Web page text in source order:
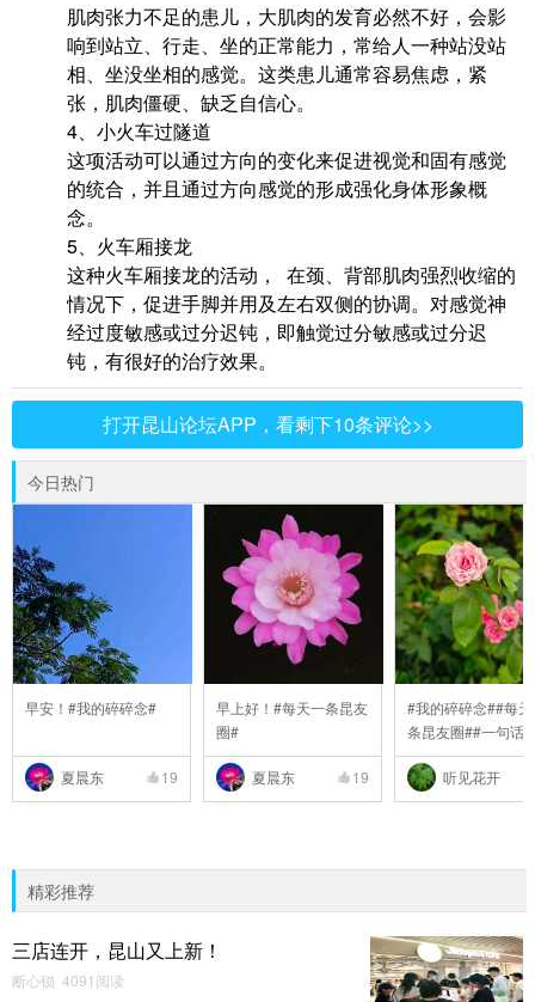
肌肉张力不足的患儿，大肌肉的发育必然不好，会影
响到站立、行走、坐的正常能力，常给人一种站没站
相、坐没坐相的感觉。这类患儿通常容易焦虑，紧
张，肌肉僵硬、缺乏自信心。
4、小火车过隧道
这项活动可以通过方向的变化来促进视觉和固有感觉
的统合，并且通过方向感觉的形成强化身体形象概
念。
5、火车厢接龙
这种火车厢接龙的活动， 在颈、背部肌肉强烈收缩的
情况下，促进手脚并用及左右双侧的协调。对感觉神
经过度敏感或过分迟钝，即触觉过分敏感或过分迟
钝，有很好的治疗效果。
打开昆山论坛APP，看剩下10条评论>>
今日热门
早安！#我的碎碎念#
夏晨东 19
早上好！#每天一条昆友
圈#
夏晨东 19
#我的碎碎念##每
条昆友圈##一句话
..
听见花开
精彩推荐
三店连开，昆山又上新！
断心锁 4091阅读